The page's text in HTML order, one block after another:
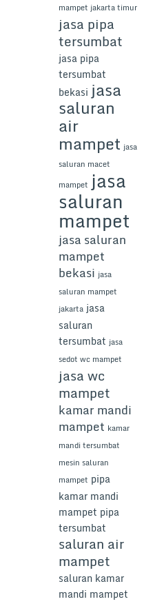
mampet jakarta timur
jasa pipa
tersumbat
jasa pipa
tersumbat
bekasi jasa
saluran
air
mampet jasa
saluran macet
mampet jasa
saluran
mampet
jasa saluran
mampet
bekasi jasa
saluran mampet
jakarta jasa
saluran
tersumbat jasa
sedot wc mampet
jasa wc
mampet
kamar mandi
mampet kamar
mandi tersumbat
mesin saluran
mampet pipa
kamar mandi
mampet pipa
tersumbat
saluran air
mampet
saluran kamar
mandi mampet